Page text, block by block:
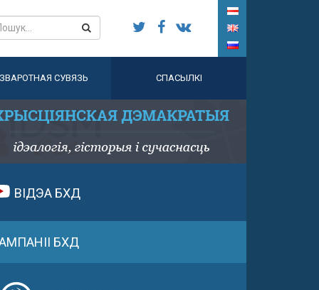
ЗВАРОТНАЯ СУВЯЗЬ СПАСЫЛКІ
ВІДЭА БХД
БХД